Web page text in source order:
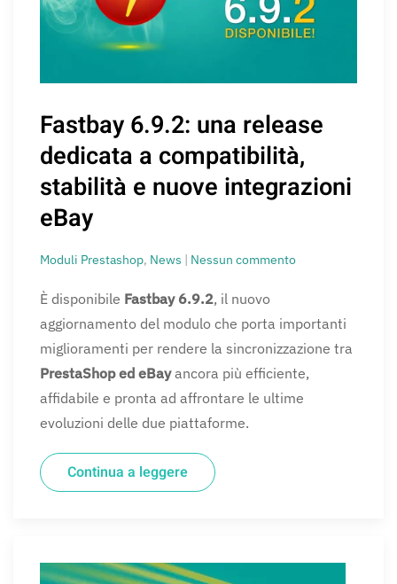
Fastbay 6.9.2: una release
dedicata a compatibilità,
stabilità e nuove integrazioni
eBay
Moduli Prestashop, News | Nessun commentosu
release
dedicata
compatibilità,
stabilità
È disponibile Fastbay 6.9.2, il nuovo
aggiornamento del modulo che porta importanti
miglioramenti per rendere la sincronizzazione tra
PrestaShop ed eBayancora più efficiente,
affidabile e pronta ad affrontare le ultime
evoluzioni delle due piattaforme.
Continua a leggere